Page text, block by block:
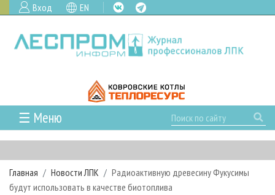
Вход EN
☰ Меню
ГЛАВНАЯ
РУБРИКИ И ТЕМЫ
РУБРИКИ ЖУРНАЛА
НОВОСТИ
Главная Новости ЛПК
Радиоактивную древесину Фукусимы
будут использовать в качестве биотоплива